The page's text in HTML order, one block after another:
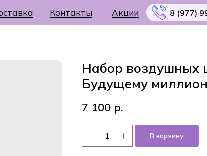
Акции
Контакты 8 (977)
Набор воздушных
Будущему
7 100 р.
В корзину